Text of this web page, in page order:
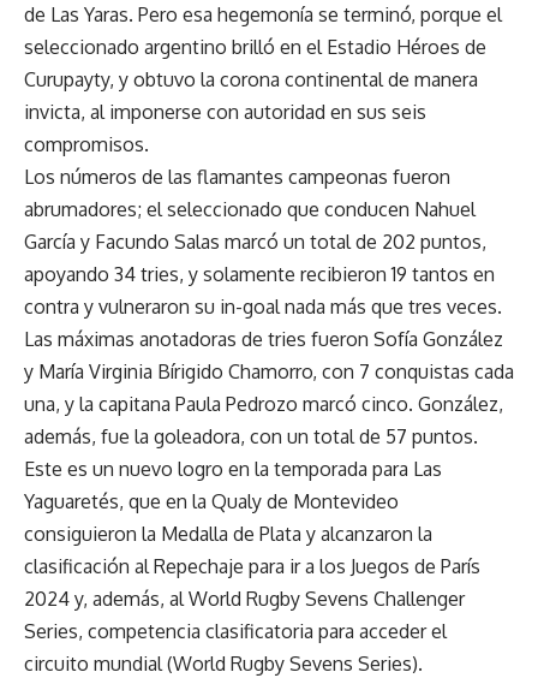
de Las Yaras. Pero esa hegemonía se terminó, porque el
seleccionado argentino brilló en el Estadio Héroes de
Curupayty, y obtuvo la corona continental de manera
invicta, al imponerse con autoridad en sus seis
compromisos.
Los números de las flamantes campeonas fueron
abrumadores; el seleccionado que conducen Nahuel
García y Facundo Salas marcó un total de 202 puntos,
apoyando 34 tries, y solamente recibieron 19 tantos en
contra y vulneraron su in-goal nada más que tres veces.
Las máximas anotadoras de tries fueron Sofía González
y María Virginia Bírigido Chamorro, con 7 conquistas cada
una, y la capitana Paula Pedrozo marcó cinco. González,
además, fue la goleadora, con un total de 57 puntos.
Este es un nuevo logro en la temporada para Las
Yaguaretés, que en la Qualy de Montevideo
consiguieron la Medalla de Plata y alcanzaron la
clasificación al Repechaje para ir a los Juegos de París
2024 y, además, al World Rugby Sevens Challenger
Series, competencia clasificatoria para acceder el
circuito mundial (World Rugby Sevens Series).